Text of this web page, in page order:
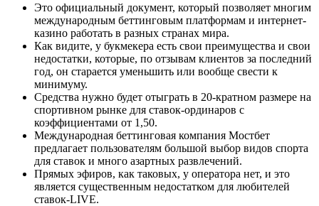
Это официальный документ, который позволяет многим
международным беттинговым платформам и интернет-
казино работать в разных странах мира.
Как видите, у букмекера есть свои преимущества и свои
недостатки, которые, по отзывам клиентов за последний
год, он старается уменьшить или вообще свести к
минимуму.
Средства нужно будет отыграть в 20-кратном размере на
спортивном рынке для ставок-ординаров с
коэффициентами от 1,50.
Международная беттинговая компания Мостбет
предлагает пользователям большой выбор видов спорта
для ставок и много азартных развлечений.
Прямых эфиров, как таковых, у оператора нет, и это
является существенным недостатком для любителей
ставок-LIVE.